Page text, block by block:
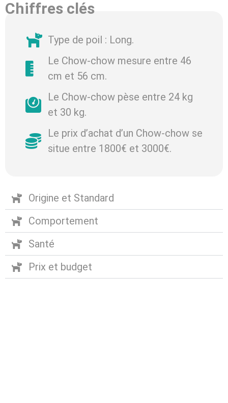
Chiffres clés
Type de poil : Long.
Le Chow-chow mesure entre 46
cm et 56 cm.
Le Chow-chow pèse entre 24 kg
et 30 kg.
Le prix d’achat d’un Chow-chow se
situe entre 1800€ et 3000€.
Origine et Standard
Comportement
Santé
Prix et budget